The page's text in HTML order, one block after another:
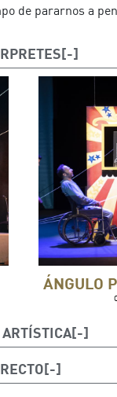
de pararnos a
ÁNGULO
Luis O´Malley